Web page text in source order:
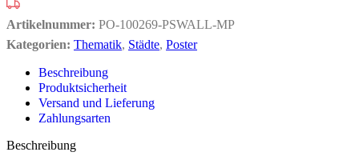
Artikelnummer: PO-100269-PSWALL-MP
Kategorien: Thematik, Städte, Poster
Beschreibung
Produktsicherheit
Versand und Lieferung
Zahlungsarten
Beschreibung